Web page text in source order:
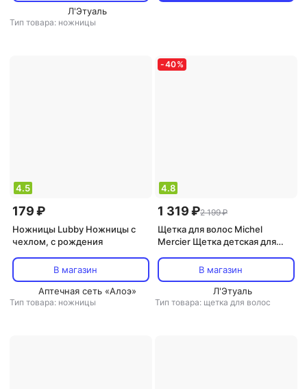
Л'Этуаль
Тип товара: ножницы
4.5
179 ₽
Ножницы Lubby Ножницы с
чехлом, с рождения
В магазин
Аптечная сеть «Алоэ»
Тип товара: ножницы
-40%
4.8
1 319 ₽2 199 ₽
Щетка для волос Michel
Mercier Щетка детская для
Detangling Brush for Normal
hair
В магазин
Л'Этуаль
Тип товара: щетка для волос